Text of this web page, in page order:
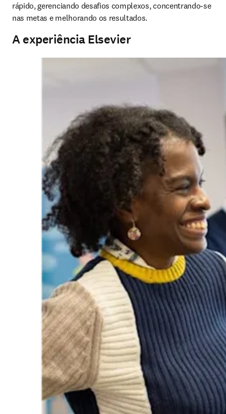
rápido, gerenciando desafios complexos, concentrando-se
nas metas e melhorando os resultados.
A experiência Elsevier